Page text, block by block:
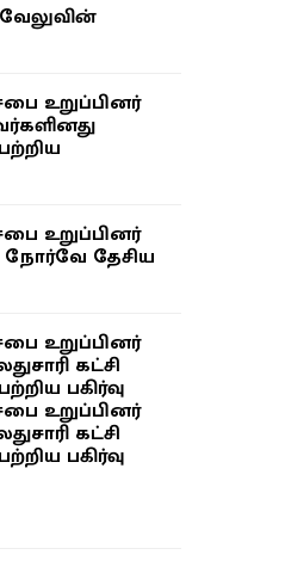
உறுப்பினர்
உறுப்பினர்
தேசிய
உறுப்பினர்
கட்சி
பகிர்வு
உறுப்பினர்
கட்சி
பகிர்வு